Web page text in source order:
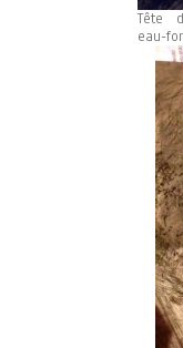
Tête
eau-